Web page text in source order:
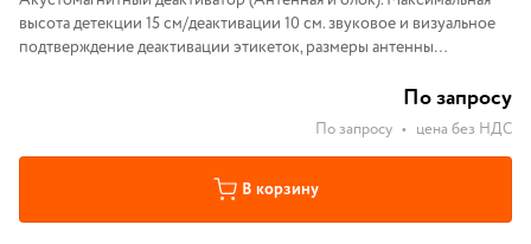
высота детекции 15 см/деактивации 10 см. звуковое и визуальное
подтверждение деактивации этикеток, размеры антенны
По запросу
По запросу • цена без НДС
В корзину